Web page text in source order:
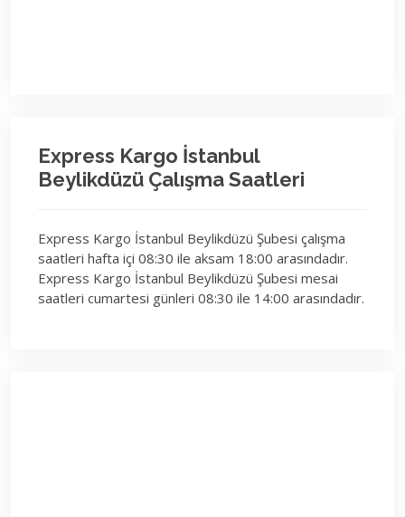
Express Kargo İstanbul
Beylikdüzü Çalışma Saatleri
Express Kargo İstanbul Beylikdüzü Şubesi çalışma
saatleri hafta içi 08:30 ile aksam 18:00 arasındadır.
Express Kargo İstanbul Beylikdüzü Şubesi mesai
saatleri cumartesi günleri 08:30 ile 14:00 arasındadır.